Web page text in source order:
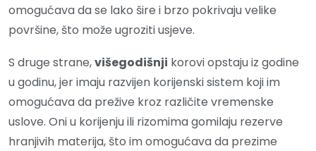
omogućava da se lako šire i brzo pokrivaju velike
površine, što može ugroziti usjeve.
S druge strane,višegodišnji korovi opstaju iz godine
u godinu, jer imaju razvijen korijenski sistem koji im
omogućava da prežive kroz različite vremenske
uslove. Oni u korijenju ili rizomima gomilaju rezerve
hranjivih materija, što im omogućava da prezime